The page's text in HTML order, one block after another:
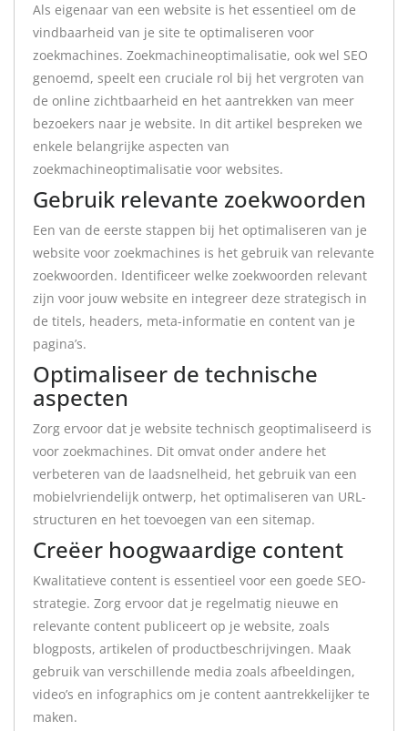
Als eigenaar van een website is het essentieel om de
vindbaarheid van je site te optimaliseren voor
zoekmachines. Zoekmachineoptimalisatie, ook wel SEO
genoemd, speelt een cruciale rol bij het vergroten van
de online zichtbaarheid en het aantrekken van meer
bezoekers naar je website. In dit artikel bespreken we
enkele belangrijke aspecten van
zoekmachineoptimalisatie voor websites.
Gebruik relevante zoekwoorden
Een van de eerste stappen bij het optimaliseren van je
website voor zoekmachines is het gebruik van relevante
zoekwoorden. Identificeer welke zoekwoorden relevant
zijn voor jouw website en integreer deze strategisch in
de titels, headers, meta-informatie en content van je
pagina’s.
Optimaliseer de technische
aspecten
Zorg ervoor dat je website technisch geoptimaliseerd is
voor zoekmachines. Dit omvat onder andere het
verbeteren van de laadsnelheid, het gebruik van een
mobielvriendelijk ontwerp, het optimaliseren van URL-
structuren en het toevoegen van een sitemap.
Creëer hoogwaardige content
Kwalitatieve content is essentieel voor een goede SEO-
strategie. Zorg ervoor dat je regelmatig nieuwe en
relevante content publiceert op je website, zoals
blogposts, artikelen of productbeschrijvingen. Maak
gebruik van verschillende media zoals afbeeldingen,
video’s en infographics om je content aantrekkelijker te
maken.